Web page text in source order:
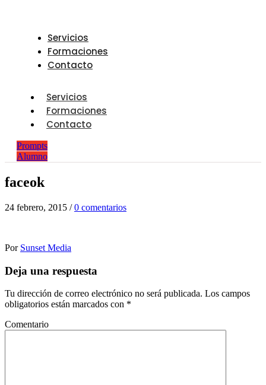
Servicios
Formaciones
Contacto
Servicios
Formaciones
Contacto
Prompts
Alumno
faceok
24 febrero, 2015 / 0 comentarios
Por Sunset Media
Deja una respuesta
Tu dirección de correo electrónico no será publicada. Los campos
obligatorios están marcados con *
Comentario